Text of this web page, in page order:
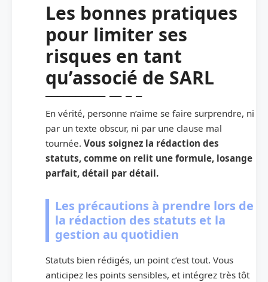
Les bonnes pratiques
pour limiter ses
risques en tant
qu’associé de SARL
En vérité, personne n’aime se faire surprendre, ni
par un texte obscur, ni par une clause mal
tournée. Vous soignez la rédaction des
statuts, comme on relit une formule, losange
parfait, détail par détail.
Les précautions à prendre lors de
la rédaction des statuts et la
gestion au quotidien
Statuts bien rédigés, un point c’est tout. Vous
anticipez les points sensibles, et intégrez très tôt